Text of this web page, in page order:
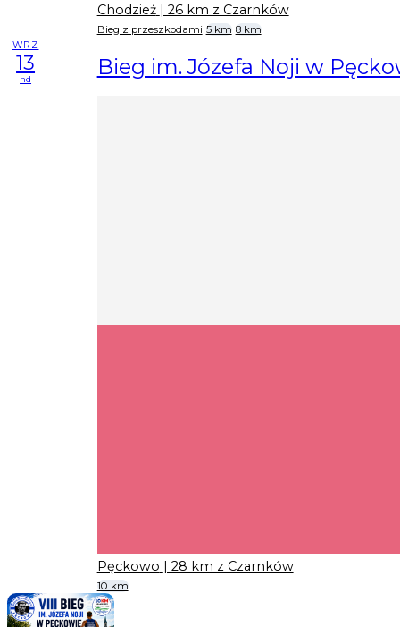
Chodzież | 26 km z Czarnków
Bieg z przeszkodami 5 km 8 km
WRZ
13
nd Bieg im. Józefa Noji w
Pęckowo | 28 km z Czarnków
10 km